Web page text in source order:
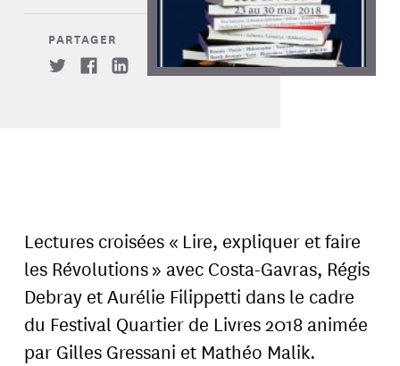
PARTAGER
Lectures croisées « Lire, expliquer et faire
les Révolutions » avec Costa-Gavras, Régis
Debray et Aurélie Filippetti dans le cadre
du Festival Quartier de Livres 2018 animée
par Gilles Gressani et Mathéo Malik.